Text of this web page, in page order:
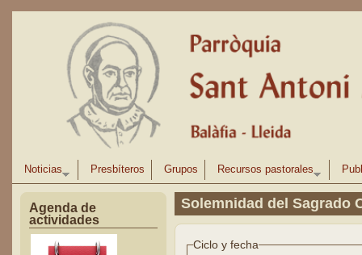
Pasar al contenido principal
Noticias Presbíteros Grupos Recursos pastorales
Agenda de
actividades
Solemnidad del Sagrado
Ciclo y fecha